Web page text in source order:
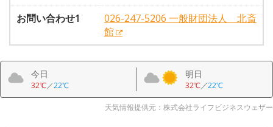
お問い合わせ1
026-247-5206 一般財団法人 北斎
館
今日
32℃／22℃
明日
32℃／22℃
天気情報提供元：株式会社ライフビジネスウェザー